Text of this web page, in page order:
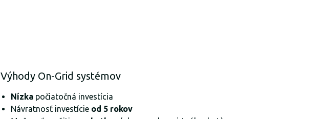
Výhody On-Grid systémov
Nízka počiatočná investícia
Návratnosť investície od 5 rokov